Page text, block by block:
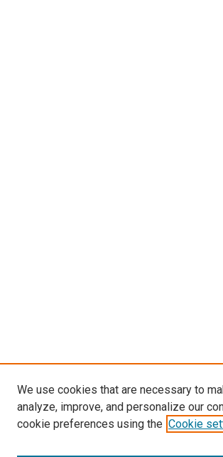
We use cookies that are necessary to
analyze, improve, and personalize our
cookie preferences using the Cookie